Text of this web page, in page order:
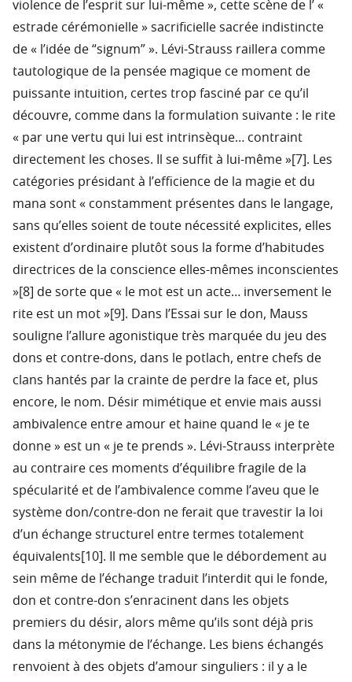
violence de l’esprit sur lui-même », cette scène de l’ «
estrade cérémonielle » sacrificielle sacrée indistincte
de « l’idée de “signum” ». Lévi-Strauss raillera comme
tautologique de la pensée magique ce moment de
puissante intuition, certes trop fasciné par ce qu’il
découvre, comme dans la formulation suivante : le rite
« par une vertu qui lui est intrinsèque… contraint
directement les choses. Il se suffit à lui-même »[7]. Les
catégories présidant à l’efficience de la magie et du
mana sont « constamment présentes dans le langage,
sans qu’elles soient de toute nécessité explicites, elles
existent d’ordinaire plutôt sous la forme d’habitudes
directrices de la conscience elles-mêmes inconscientes
»[8] de sorte que « le mot est un acte… inversement le
rite est un mot »[9]. Dans l’Essai sur le don, Mauss
souligne l’allure agonistique très marquée du jeu des
dons et contre-dons, dans le potlach, entre chefs de
clans hantés par la crainte de perdre la face et, plus
encore, le nom. Désir mimétique et envie mais aussi
ambivalence entre amour et haine quand le « je te
donne » est un « je te prends ». Lévi-Strauss interprète
au contraire ces moments d’équilibre fragile de la
spécularité et de l’ambivalence comme l’aveu que le
système don/contre-don ne ferait que travestir la loi
d’un échange structurel entre termes totalement
équivalents[10]. Il me semble que le débordement au
sein même de l’échange traduit l’interdit qui le fonde,
don et contre-don s’enracinent dans les objets
premiers du désir, alors même qu’ils sont déjà pris
dans la métonymie de l’échange. Les biens échangés
renvoient à des objets d’amour singuliers : il y a le